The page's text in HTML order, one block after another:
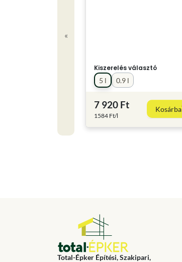
«
Kiszerelés választó
0.9 l
5 l
7 920 Ft
1584 Ft/l
Kosárba
Total-Épker Építési, Szakipari,